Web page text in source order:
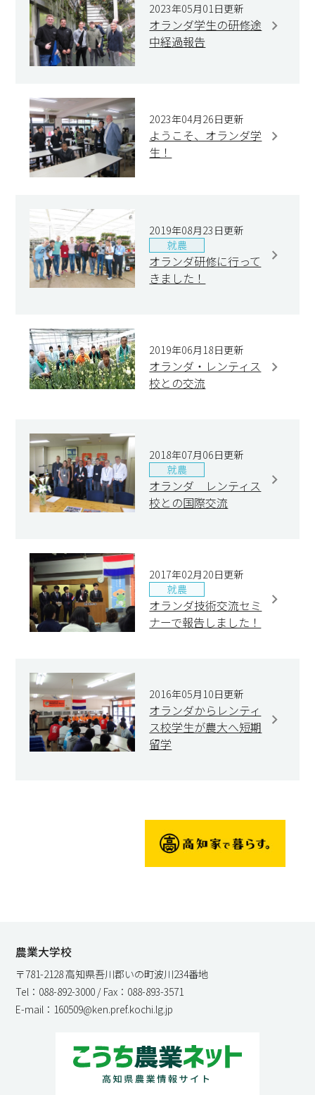
2023年05月01日更新
オランダ学生の研修途
中経過報告
2023年04月26日更新
ようこそ、オランダ学
生！
2019年08月23日更新
就農
オランダ研修に行って
きました！
2019年06月18日更新
オランダ・レンティス
校との交流
2018年07月06日更新
就農
オランダ レンティス
校との国際交流
2017年02月20日更新
就農
オランダ技術交流セミ
ナーで報告しました！
2016年05月10日更新
オランダからレンティ
ス校学生が農大へ短期
留学
農業大学校
〒781-2128 高知県吾川郡いの町波川234番地
Tel：088-892-3000 / Fax：088-893-3571
E-mail：160509@ken.pref.kochi.lg.jp